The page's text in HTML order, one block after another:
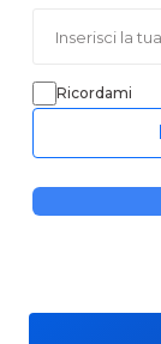
Ricordami